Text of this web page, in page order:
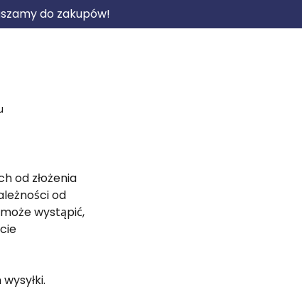
do zakupów!
od złożenia
od
wystąpić,